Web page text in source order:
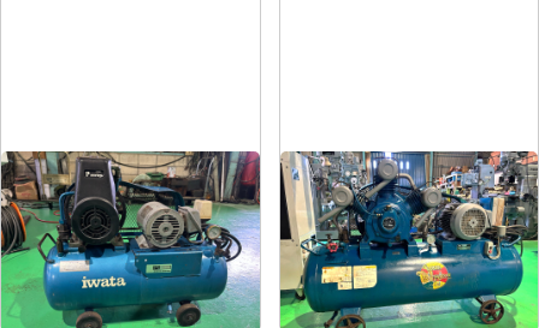
コンプレッサー
メーカー 岩田
式SP-07CP
式1984
コンプレッサー
メーカー 富士
形 式 FS-75
年 式1997